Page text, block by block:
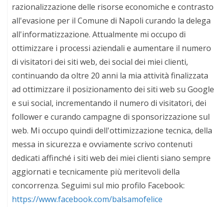
razionalizzazione delle risorse economiche e contrasto
all'evasione per il Comune di Napoli curando la delega
all'informatizzazione. Attualmente mi occupo di
ottimizzare i processi aziendali e aumentare il numero
di visitatori dei siti web, dei social dei miei clienti,
continuando da oltre 20 anni la mia attività finalizzata
ad ottimizzare il posizionamento dei siti web su Google
e sui social, incrementando il numero di visitatori, dei
follower e curando campagne di sponsorizzazione sul
web. Mi occupo quindi dell'ottimizzazione tecnica, della
messa in sicurezza e ovviamente scrivo contenuti
dedicati affinché i siti web dei miei clienti siano sempre
aggiornati e tecnicamente più meritevoli della
concorrenza. Seguimi sul mio profilo Facebook:
https://www.facebook.com/balsamofelice